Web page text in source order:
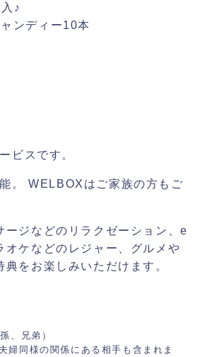
♪
ンディー10本
ビスです。
。 WELBOXはご家族の方もご
ジなどのリラクゼーション、e
ケなどのレジャー、グルメや
をお楽しみいただけます。
、兄弟）
同様の関係にある相手も含まれま